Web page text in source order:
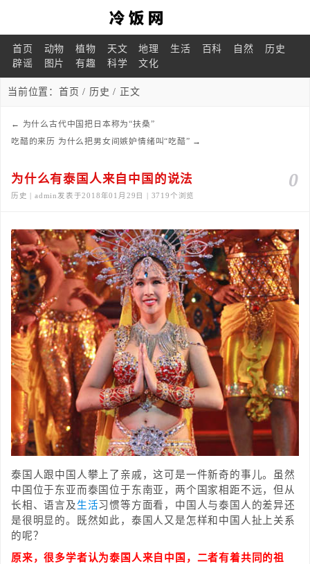
首页 动物 植物 天文 地理 生活 百科 自然
历史
辟谣
图片 有趣 科学 文化
当前位置： 首页 / 历史 / 正文
← 为什么古代中国把日本称为“扶桑”
吃醋的来历 为什么把男女间嫉妒情绪叫“吃醋” →
0
为什么有泰国人来自中国的说法
历史 | admin发表于2018年01月29日 | 3719个浏览
泰国人跟中国人攀上了亲戚，这可是一件新奇的事儿。虽然
中国位于东亚而泰国位于东南亚，两个国家相距不远，但从
长相、语言及生活习惯等方面看，中国人与泰国人的差异还
是很明显的。既然如此，泰国人又是怎样和中国人扯上关系
的呢？
原来，很多学者认为泰国人来自中国，二者有着共同的祖